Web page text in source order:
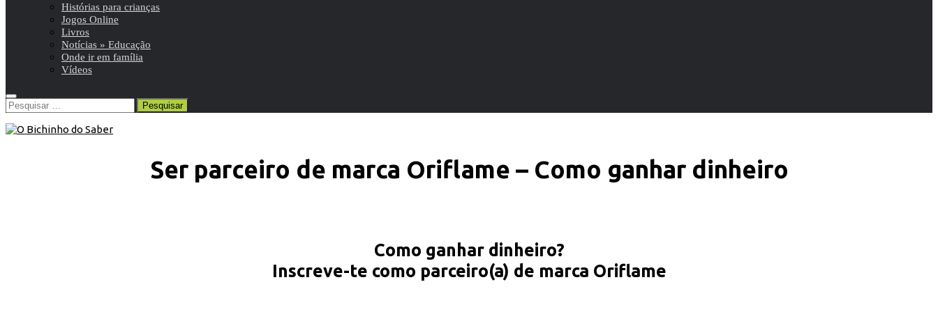
Histórias para crianças
Jogos Online
Livros
Notícias » Educação
Onde ir em família
Vídeos
Pesquisar
por:
Ser parceiro de marca Oriflame – Como ganhar dinheiro
Como ganhar dinheiro?
Inscreve-te como parceiro(a) de marca Oriflame